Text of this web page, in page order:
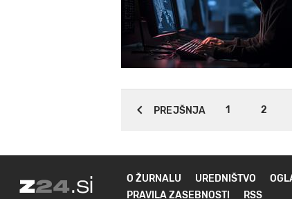
PREJŠNJA 1 2
O ŽURNALU UREDNIŠTVO
PRAVILA ZASEBNOSTI
RSS